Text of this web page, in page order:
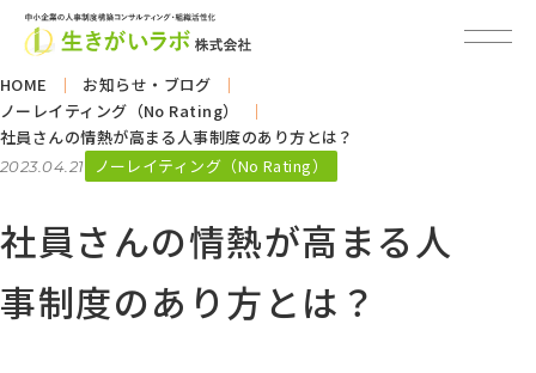
HOME
お知らせ・ブログ
ノーレイティング（No Rating）
社員さんの情熱が高まる人事制度のあり方とは？
2023.04.21 ノーレイティング（No Rating）
社員さんの情熱が高まる人
事制度のあり方とは？